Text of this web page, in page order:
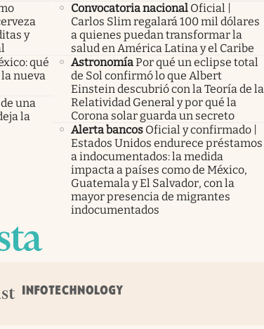
y
qué
nueva
una
la
Convocatoria nacional Oficial |
Carlos Slim regalará 100 mil dólares
a quienes puedan transformar la
salud en América Latina y el Caribe
AstronomíaPor qué un eclipse total
de Sol confirmó lo que Albert
Einstein descubrió con la Teoría de la
Relatividad General y por qué la
Corona solar guarda un secreto
Alerta bancos Oficial y confirmado |
Estados Unidos endurece préstamos
a indocumentados: la medida
impacta a países como de México,
Guatemala y El Salvador, con la
mayor presencia de migrantes
indocumentados